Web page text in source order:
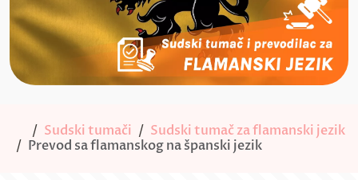
Sudski tumači
Sudski tumač za flamanski jezik
Prevod sa flamanskog na španski jezik